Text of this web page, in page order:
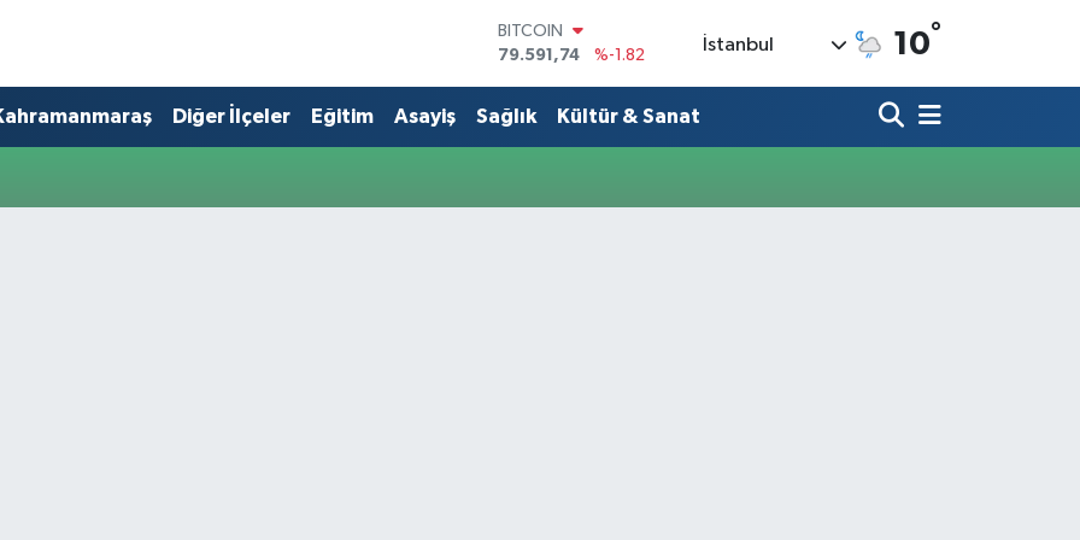
BITCOIN
79.591,74
%-1.82
EURO
53,38690
%0.19
İstanbul 10°
Diğer İlçeler Eğitim Asayiş Sağlık Kültür & Sanat